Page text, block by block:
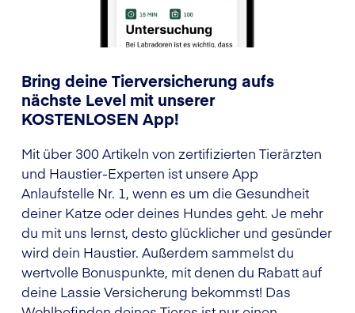
Bring deine Tierversicherung aufs
nächste Level mit unserer
KOSTENLOSEN App!
Mit über 300 Artikeln von zertifizierten Tierärzten
und Haustier-Experten ist unsere App
Anlaufstelle Nr. 1, wenn es um die Gesundheit
deiner Katze oder deines Hundes geht. Je mehr
du mit uns lernst, desto glücklicher und gesünder
wird dein Haustier. Außerdem sammelst du
wertvolle Bonuspunkte, mit denen du Rabatt auf
deine Lassie Versicherung bekommst! Das